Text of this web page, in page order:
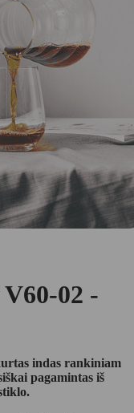
02 -
indas rankiniam
pagamintas iš